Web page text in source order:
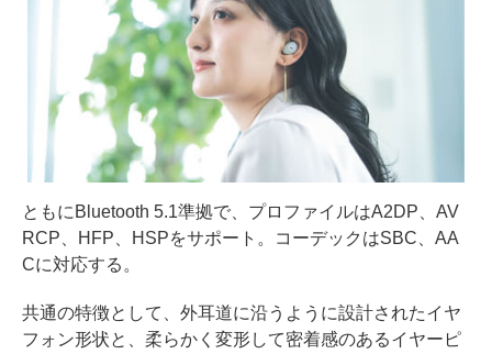
ともにBluetooth 5.1準拠で、プロファイルはA2DP、AV
RCP、HFP、HSPをサポート。コーデックはSBC、AA
Cに対応する。
共通の特徴として、外耳道に沿うように設計されたイヤ
フォン形状と、柔らかく変形して密着感のあるイヤーピ